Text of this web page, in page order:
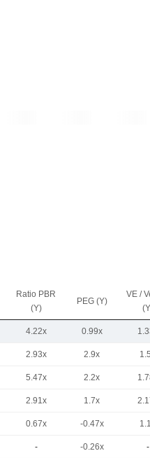
Ratio PBR
(Y)
PEG (Y)
VE /
4.22x 0.99x
2.93x 2.9x
5.47x 2.2x
2.91x 1.7x
0.67x -0.47x
- -0.26x -